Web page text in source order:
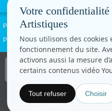
Politique de confidentialité
Paramètres cookies
Votre confidentialité
Artistiques
Nous utilisons des cookies
fonctionnement du site.
activons aussi la mesure
certains contenus vidéo
Tout refuser Choisir